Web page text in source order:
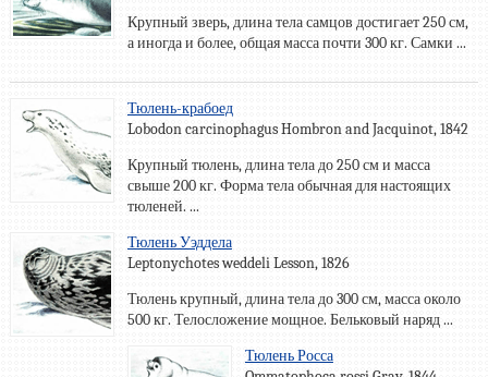
Крупный зверь, длина тела самцов достигает 250 см,
а иногда и более, общая масса почти 300 кг. Самки ...
Тюлень-крабоед
Lobodon carcinophagus Hombron and Jacquinot, 1842
Крупный тюлень, длина тела до 250 см и масса
свыше 200 кг. Форма тела обычная для настоящих
тюленей. ...
Тюлень Уэддела
Leptonychotes weddeli Lesson, 1826
Тюлень крупный, длина тела до 300 см, масса около
500 кг. Телосложение мощное. Бельковый наряд ...
Тюлень Росса